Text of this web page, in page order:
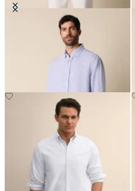
Camicia Regular Fit in Lino con
Collo Button Down